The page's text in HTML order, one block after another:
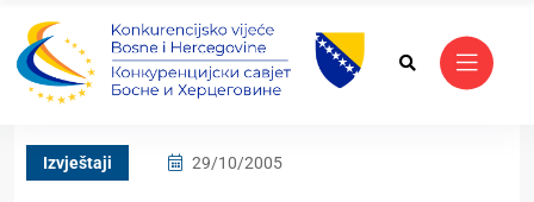
Izvještaji 29/10/2005